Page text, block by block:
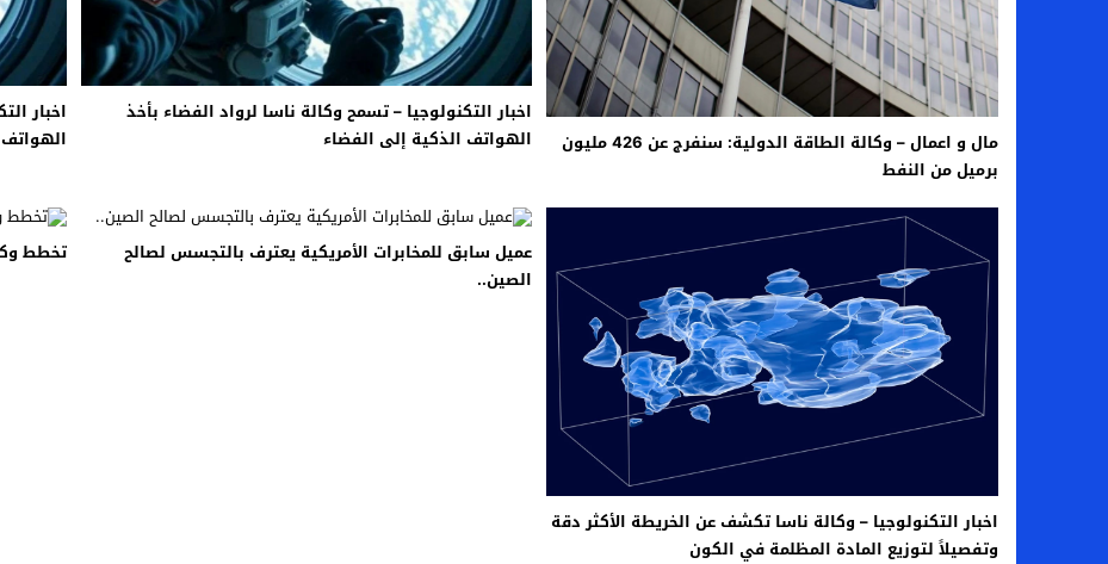
مال و اعمال – وكالة الطاقة الدولية: سنفرج عن 426 مليون
برميل من النفط
اخبار التكنولوجيا – تسمح وكالة ناسا لرواد الفضاء بأخذ
الهواتف الذكية إلى الفضاء
اخبار
اخبار التكنولوجيا – وكالة ناسا تكشف عن الخريطة الأكثر دقة
وتفصيلاً لتوزيع المادة المظلمة في الكون
عميل سابق للمخابرات الأمريكية يعترف بالتجسس لصالح
الصين..
تخطط وكالة